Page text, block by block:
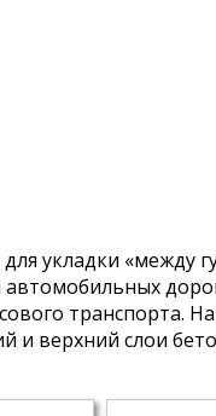
укладки «между
транспорта.
и верхний слои